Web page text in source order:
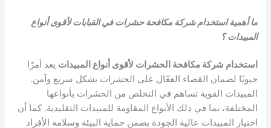
ما أهمية استخدام شركة مكافحة حشرات في القبابات لأقوى أنواع
المبيدات ؟
استخدام شركة مكافحة الحشرات لأقوى أنواع المبيدات يعد أمرًا
حيويًا لضمان القضاء الفعّال على الحشرات بشكل سريع وآمن.
المبيدات القوية تساهم في التخلص من الحشرات بأنواعها
المختلفة، بما في ذلك الأنواع المقاومة للمبيدات التقليدية. كما أن
اختيار المبيدات عالية الجودة يضمن حماية البيئة وسلامة الأفراد